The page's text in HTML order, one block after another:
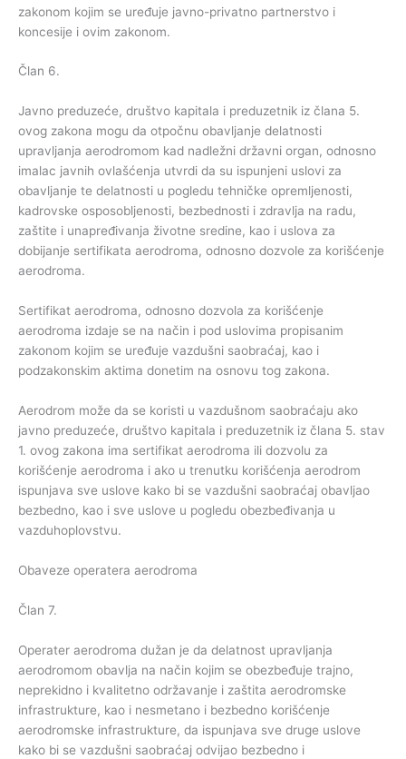
zakonom kojim se uređuje javno-privatno partnerstvo i
koncesije i ovim zakonom.
Član 6.
Javno preduzeće, društvo kapitala i preduzetnik iz člana 5.
ovog zakona mogu da otpočnu obavljanje delatnosti
upravljanja aerodromom kad nadležni državni organ, odnosno
imalac javnih ovlašćenja utvrdi da su ispunjeni uslovi za
obavljanje te delatnosti u pogledu tehničke opremljenosti,
kadrovske osposobljenosti, bezbednosti i zdravlja na radu,
zaštite i unapređivanja životne sredine, kao i uslova za
dobijanje sertifikata aerodroma, odnosno dozvole za korišćenje
aerodroma.
Sertifikat aerodroma, odnosno dozvola za korišćenje
aerodroma izdaje se na način i pod uslovima propisanim
zakonom kojim se uređuje vazdušni saobraćaj, kao i
podzakonskim aktima donetim na osnovu tog zakona.
Aerodrom može da se koristi u vazdušnom saobraćaju ako
javno preduzeće, društvo kapitala i preduzetnik iz člana 5. stav
1. ovog zakona ima sertifikat aerodroma ili dozvolu za
korišćenje aerodroma i ako u trenutku korišćenja aerodrom
ispunjava sve uslove kako bi se vazdušni saobraćaj obavljao
bezbedno, kao i sve uslove u pogledu obezbeđivanja u
vazduhoplovstvu.
Obaveze operatera aerodroma
Član 7.
Operater aerodroma dužan je da delatnost upravljanja
aerodromom obavlja na način kojim se obezbeđuje trajno,
neprekidno i kvalitetno održavanje i zaštita aerodromske
infrastrukture, kao i nesmetano i bezbedno korišćenje
aerodromske infrastrukture, da ispunjava sve druge uslove
kako bi se vazdušni saobraćaj odvijao bezbedno i